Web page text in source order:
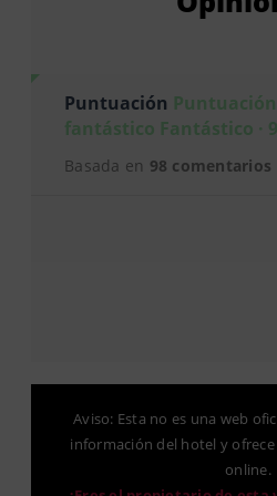
Puntuación
fantástico Fantástico ·
Basada en 98 comentarios
Aviso: Esta no es una web
información del hotel y
online.